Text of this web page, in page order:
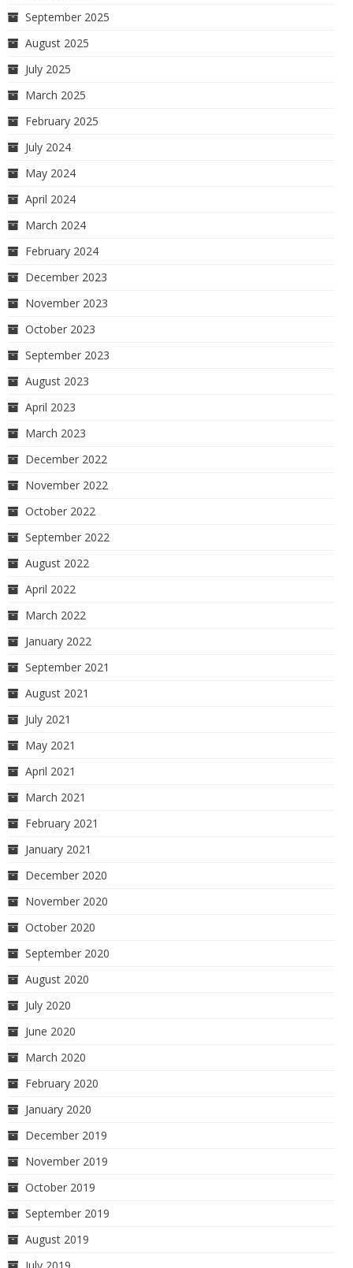
September 2025
August 2025
July 2025
March 2025
February 2025
July 2024
May 2024
April 2024
March 2024
February 2024
December 2023
November 2023
October 2023
September 2023
August 2023
April 2023
March 2023
December 2022
November 2022
October 2022
September 2022
August 2022
April 2022
March 2022
January 2022
September 2021
August 2021
July 2021
May 2021
April 2021
March 2021
February 2021
January 2021
December 2020
November 2020
October 2020
September 2020
August 2020
July 2020
June 2020
March 2020
February 2020
January 2020
December 2019
November 2019
October 2019
September 2019
August 2019